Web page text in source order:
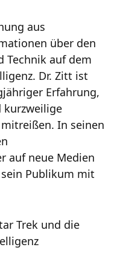
aus
über den
Technik auf dem
Dr. Zitt ist
Erfahrung,
kurzweilige
In seinen
auf neue Medien
Publikum mit
Trek und die